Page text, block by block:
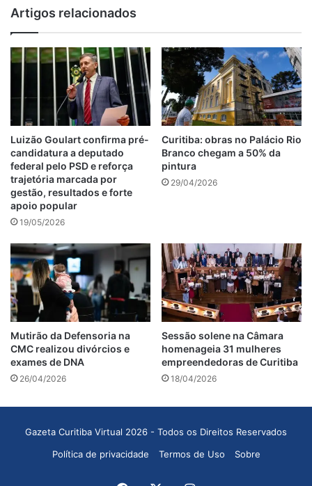
Artigos relacionados
Luizão Goulart confirma pré-
candidatura a deputado
federal pelo PSD e reforça
trajetória marcada por
gestão, resultados e forte
apoio popular
19/05/2026
Curitiba: obras no Palácio Rio
Branco chegam a 50% da
pintura
29/04/2026
Mutirão da Defensoria na
CMC realizou divórcios e
exames de DNA
26/04/2026
Sessão solene na Câmara
homenageia 31 mulheres
empreendedoras de Curitiba
18/04/2026
Gazeta Curitiba Virtual 2026 - Todos os Direitos Reservados
Política de privacidade
Termos de Uso Sobre